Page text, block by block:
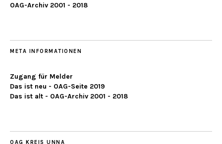
OAG-Archiv 2001 - 2018
META INFORMATIONEN
Zugang für Melder
Das ist neu - OAG-Seite 2019
Das ist alt - OAG-Archiv 2001 - 2018
OAG KREIS UNNA